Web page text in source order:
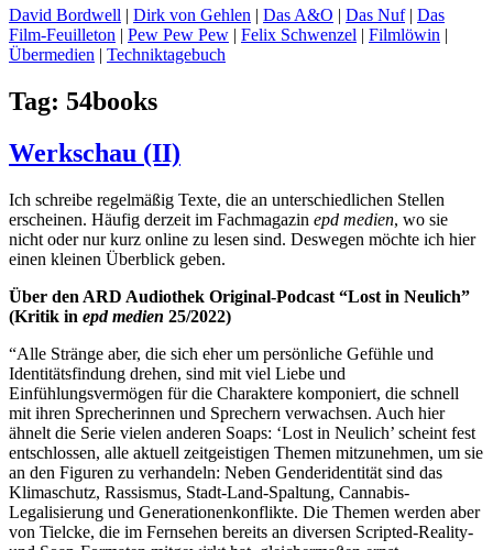
David Bordwell | Dirk von Gehlen | Das A&O | Das Nuf| Das
Film-Feuilleton | Pew Pew Pew | Felix Schwenzel | Filmlöwin |
Übermedien | Techniktagebuch
Tag: 54books
Werkschau (II)
Ich schreibe regelmäßig Texte, die an unterschiedlichen Stellen
erscheinen. Häufig derzeit im Fachmagazin epd medien, wo sie
nicht oder nur kurz online zu lesen sind. Deswegen möchte ich hier
einen kleinen Überblick geben.
Über den ARD Audiothek Original-Podcast “Lost in Neulich”
(Kritik in epd medien 25/2022)
“Alle Stränge aber, die sich eher um persönliche Gefühle und
Identitätsfindung drehen, sind mit viel Liebe und
Einfühlungsvermögen für die Charaktere komponiert, die schnell
mit ihren Sprecherinnen und Sprechern verwachsen. Auch hier
ähnelt die Serie vielen anderen Soaps: ‘Lost in Neulich’ scheint fest
entschlossen, alle aktuell zeitgeistigen Themen mitzunehmen, um sie
an den Figuren zu verhandeln: Neben Genderidentität sind das
Klimaschutz, Rassismus, Stadt-Land-Spaltung, Cannabis-
Legalisierung und Generationenkonflikte. Die Themen werden aber
von Tielcke, die im Fernsehen bereits an diversen Scripted-Reality-